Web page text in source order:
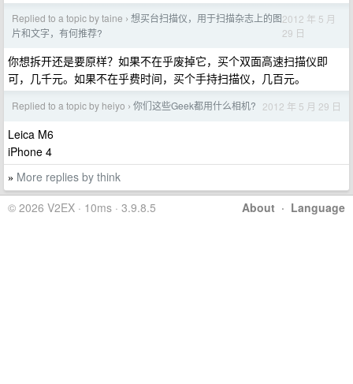
Replied to a topic by taine › 想买台扫描仪，用于扫描杂志上的图
片和文字，有何推荐?
2012 年 5 月
29 日
你想拆开还是要原样？如果不在乎废掉它，买个双面高速扫描仪即
可，几千元。如果不在乎费时间，买个手持扫描仪，几百元。
Replied to a topic by heiyo › 你们这些Geek都用什么相机? 2012 年 5 月 29 日
Leica M6
iPhone 4
» More replies by think
About · Language
© 2026 V2EX · 10ms · 3.9.8.5